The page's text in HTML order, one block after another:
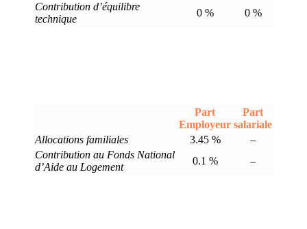
Contribution d’équilibre
technique
0 % 0 %
Part
Employeur
Part
salariale
Allocations familiales
3.45 %
–
Contribution au Fonds National
d’Aide au Logement
0.1 % –